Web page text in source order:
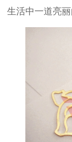
生活中一道亮丽